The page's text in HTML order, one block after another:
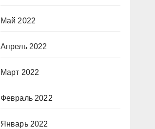
Май 2022
Апрель 2022
Март 2022
Февраль 2022
Январь 2022